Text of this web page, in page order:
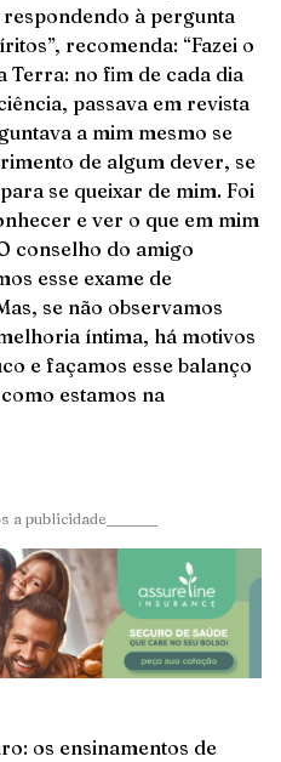
à pergunta
recomenda: “Fazei o
Terra: no fim de cada dia
passava em revista
a mim mesmo se
de algum dever, se
se queixar de mim. Foi
e ver o que em mim
conselho do amigo
esse exame de
se não observamos
íntima, há motivos
e façamos esse balanço
estamos na
a publicidade_______
os ensinamentos de